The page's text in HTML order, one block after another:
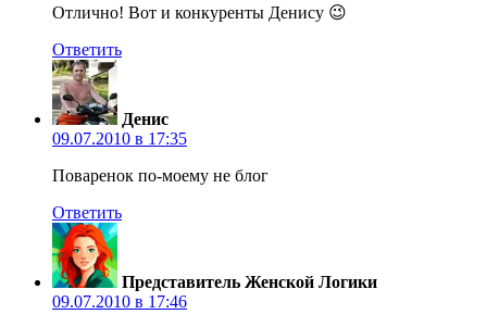
Отлично! Вот и конкуренты Денису 😉
Ответить
Денис
09.07.2010 в 17:35
Поваренок по-моему не блог
Ответить
Представитель Женской Логики
09.07.2010 в 17:46